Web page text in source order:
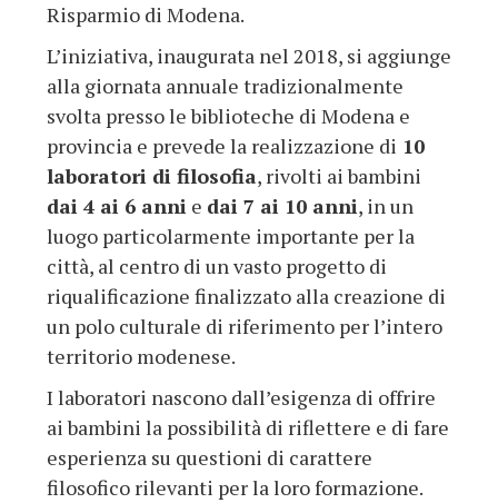
Risparmio di Modena.
L’iniziativa, inaugurata nel 2018, si aggiunge
alla giornata annuale tradizionalmente
svolta presso le biblioteche di Modena e
provincia e prevede la realizzazione di 10
laboratori di filosofia, rivolti ai bambini
dai 4 ai 6 anni e dai 7 ai 10 anni, in un
luogo particolarmente importante per la
città, al centro di un vasto progetto di
riqualificazione finalizzato alla creazione di
un polo culturale di riferimento per l’intero
territorio modenese.
I laboratori nascono dall’esigenza di offrire
ai bambini la possibilità di riflettere e di fare
esperienza su questioni di carattere
filosofico rilevanti per la loro formazione.